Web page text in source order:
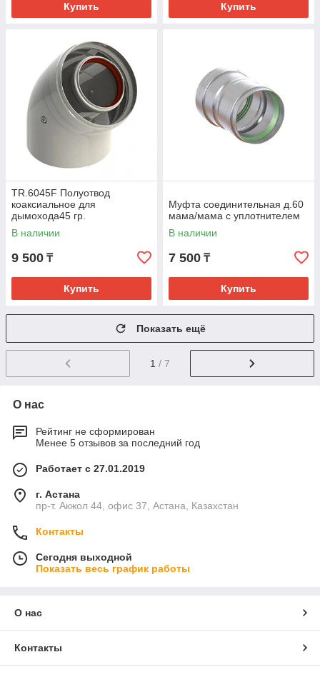
Купить Купить
TR.6045F Полуотвод
коаксиальное для
дымохода45 гр.
В наличии
9 500 ₸
Купить
Муфта соединительная д.60
мама/мама с уплотнителем
В наличии
7 500 ₸
Купить
Показать ещё
1 / 7
О нас
Рейтинг не сформирован
Менее 5 отзывов за последний год
Работает с 27.01.2019
г. Астана
пр-т. Акжол 44, офис 37, Астана, Казахстан
Контакты
Сегодня выходной
Показать весь график работы
О нас
Контакты